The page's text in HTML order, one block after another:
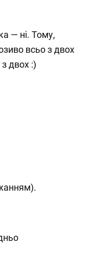
— ні. Тому,
всьо з двох
двох :)